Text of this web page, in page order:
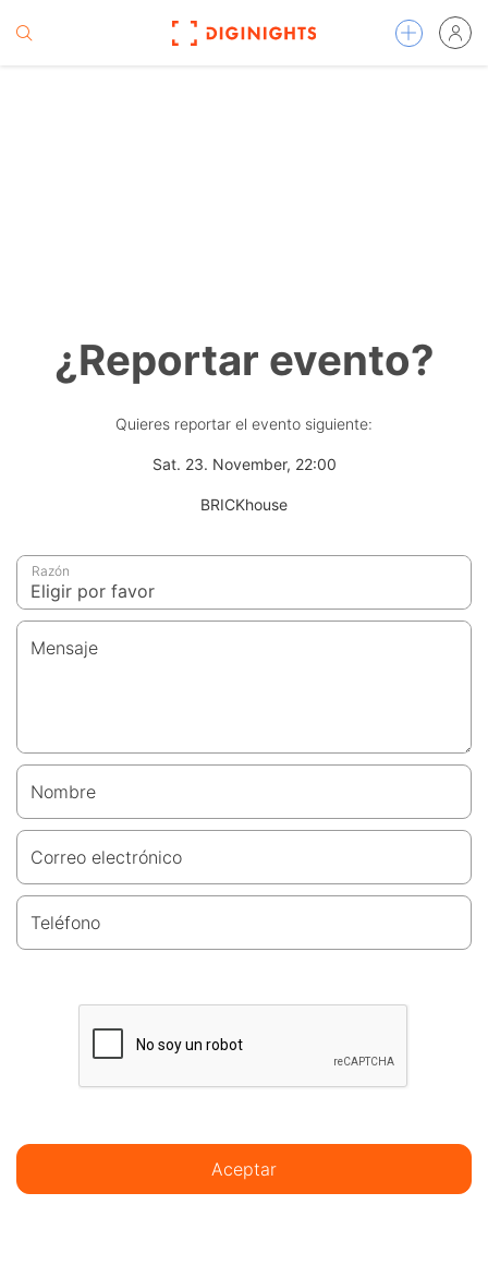
¿Reportar evento?
Quieres reportar el evento siguiente:
Sat. 23. November, 22:00
BRICKhouse
Razón
Mensaje
Nombre
Correo electrónico
Teléfono
Aceptar